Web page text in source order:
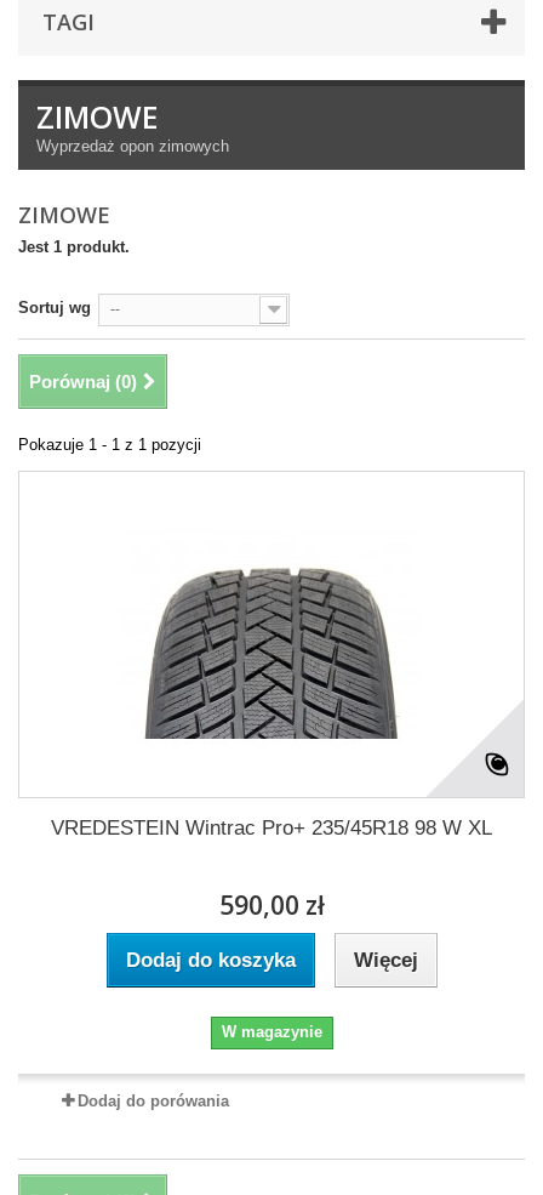
TAGI
ZIMOWE
Wyprzedaż opon zimowych
ZIMOWE
Jest 1 produkt.
Sortuj wg --
Porównaj (0)
Pokazuje 1 - 1 z 1 pozycji
VREDESTEIN Wintrac Pro+ 235/45R18 98 W XL
590,00 zł
Dodaj do koszyka Więcej
W magazynie
Dodaj do porówania